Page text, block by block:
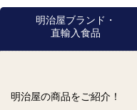
明治屋ブランド・
直輸入食品
明治屋の商品をご紹介！